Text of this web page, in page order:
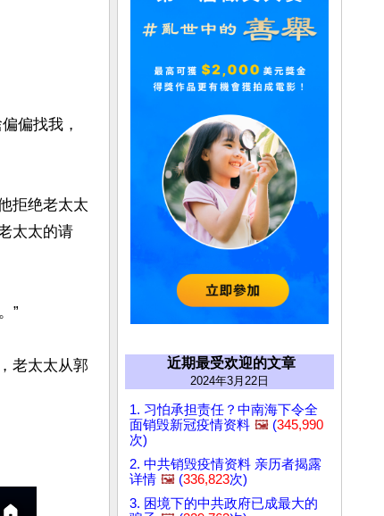
偏找我，
拒绝老太太
太太的请
”
老太太从郭
近期最受欢迎的文章
2024年3月22日
1. 习怕承担责任？中南海下令全
面销毁新冠疫情资料 🖼️ (345,990
次)
2. 中共销毁疫情资料 亲历者揭露
详情 🖼️ (336,823次)
3. 困境下的中共政府已成最大的